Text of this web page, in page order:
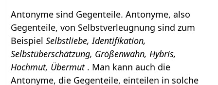
Antonyme sind Gegenteile. Antonyme, also
Gegenteile, von Selbstverleugnung sind zum
BeispielSelbstliebe, Identifikation,
Selbstüberschätzung, Größenwahn, Hybris,
Hochmut, Übermut . Man kann auch die
Antonyme, die Gegenteile, einteilen in solche